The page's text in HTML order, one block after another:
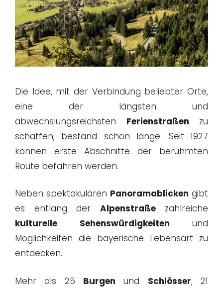
Die Idee, mit der Verbindung beliebter Orte,
eine der längsten und
abwechslungsreichsten Ferienstraßen zu
schaffen, bestand schon lange. Seit 1927
können erste Abschnitte der berühmten
Route befahren werden.
Neben spektakulären Panoramablicken gibt
es entlang der Alpenstraßezahlreiche
kulturelle Sehenswürdigkeiten und
Möglichkeiten die bayerische Lebensart zu
entdecken.
Mehr als 25 Burgen und Schlösser, 21